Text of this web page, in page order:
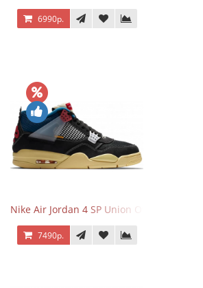
6990р.
Nike Air Jordan 4 SP Union Off Noir
7490р.